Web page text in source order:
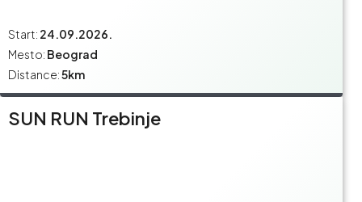
Start: 24.09.2026.
Mesto: Beograd
Distance:5km
SUN RUN Trebinje